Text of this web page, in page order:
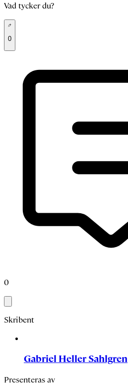
Vad tycker du?
0
0
Skribent
Gabriel Heller Sahlgren
Presenteras av